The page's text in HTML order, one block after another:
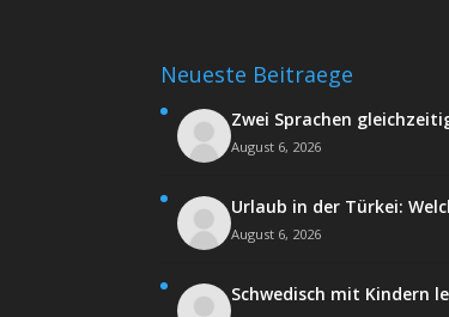
Neueste Beitraege
Zwei Sprachen
August 6, 2026
Urlaub in der Türkei:
August 6, 2026
Schwedisch mit Kindern